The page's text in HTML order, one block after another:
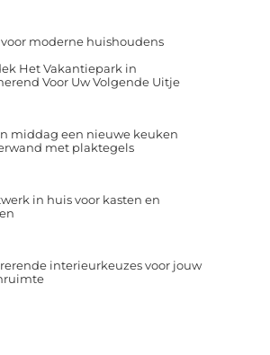
moderne huishoudens
Het Vakantiepark in
Voor Uw Volgende Uitje
middag een nieuwe keuken
met plaktegels
in huis voor kasten en
interieurkeuzes voor jouw